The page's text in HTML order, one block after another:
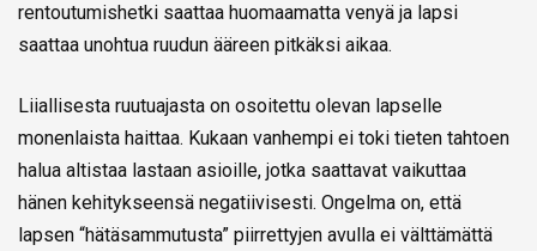
rentoutumishetki saattaa huomaamatta venyä ja lapsi
saattaa unohtua ruudun ääreen pitkäksi aikaa.
Liiallisesta ruutuajasta on osoitettu olevan lapselle
monenlaista haittaa. Kukaan vanhempi ei toki tieten tahtoen
halua altistaa lastaan asioille, jotka saattavat vaikuttaa
hänen kehitykseensä negatiivisesti. Ongelma on, että
lapsen “hätäsammutusta” piirrettyjen avulla ei välttämättä